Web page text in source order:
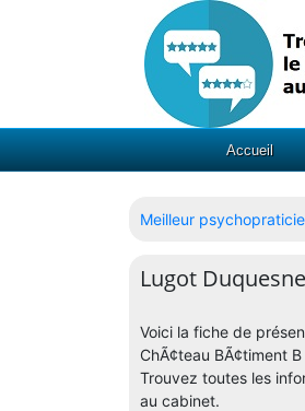
Accueil
Meilleur
Lugot
Voici la fiche de
ChÃ¢teau BÃ¢timent
Trouvez toutes les
au cabinet.